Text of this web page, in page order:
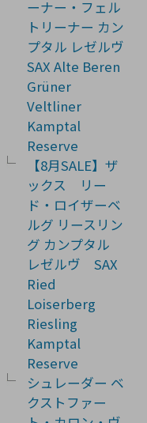
ーナー・フェル
トリーナー カン
プタル レゼルヴ
SAX Alte Beren
Grüner
Veltliner
Kamptal
Reserve
【8月SALE】ザ
ックス リー
ド・ロイザーベ
ルグ リースリン
グ カンプタル
レゼルヴ SAX
Ried
Loiserberg
Riesling
Kamptal
Reserve
シュレーダー ベ
クストファー